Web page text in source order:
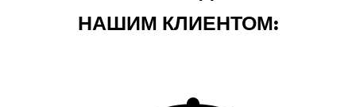
НАШИМ КЛИЕНТОМ: